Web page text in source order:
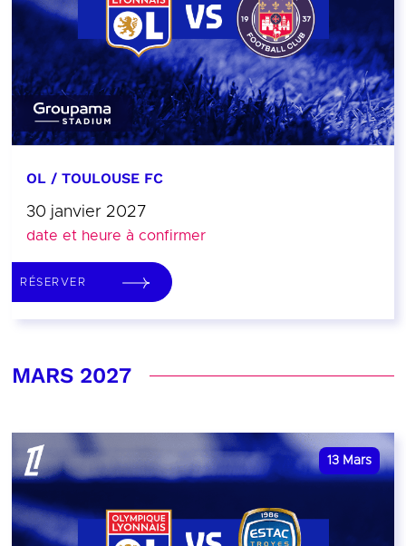
OL / TOULOUSE FC
30 janvier 2027
date et heure à confirmer
RÉSERVER
MARS 2027
13 Mars